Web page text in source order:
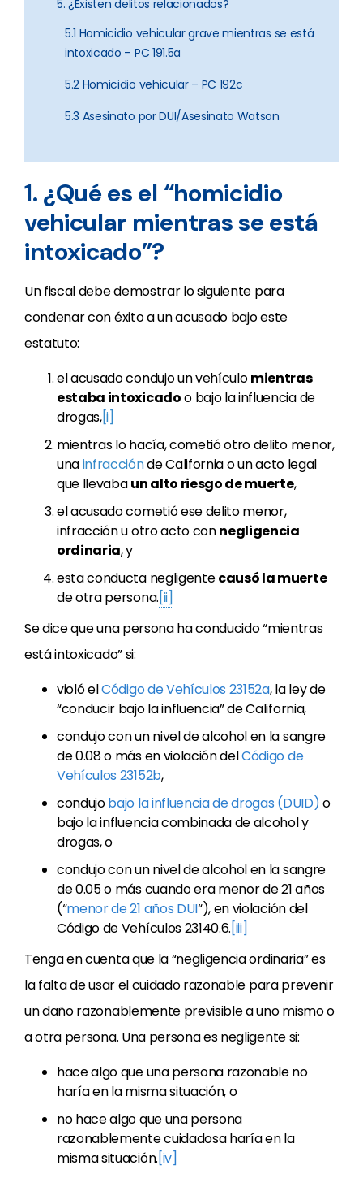
5. ¿Existen delitos relacionados?
5.1 Homicidio vehicular grave mientras se está
intoxicado – PC 191.5a
5.2 Homicidio vehicular – PC 192c
5.3 Asesinato por DUI/Asesinato Watson
1. ¿Qué es el “homicidio
vehicular mientras se está
intoxicado”?
Un fiscal debe demostrar lo siguiente para
condenar con éxito a un acusado bajo este
estatuto:
el acusado condujo un vehículomientras
estaba intoxicadoo bajo la influencia de
drogas,[i]
mientras lo hacía, cometió otro delito menor,
unainfracciónde California o un acto legal
que llevabaun alto riesgo de muerte,
el acusado cometió ese delito menor,
infracción u otro acto connegligencia
ordinaria, y
esta conducta negligentecausó la muerte
de otra persona.[ii]
Se dice que una persona ha conducido “mientras
está intoxicado” si:
violó elCódigo de Vehículos 23152a, la ley de
“conducir bajo la influencia” de California,
condujo con un nivel de alcohol en la sangre
de 0.08 o más en violación delCódigo de
Vehículos 23152b,
condujobajo la influencia de drogas (DUID)o
bajo la influencia combinada de alcohol y
drogas, o
condujo con un nivel de alcohol en la sangre
de 0.05 o más cuando era menor de 21 años
(“menor de 21 años DUI“), en violación del
Código de Vehículos 23140.6.[iii]
Tenga en cuenta que la “negligencia ordinaria” es
la falta de usar el cuidado razonable para prevenir
un daño razonablemente previsible a uno mismo o
a otra persona. Una persona es negligente si:
hace algo que una persona razonable no
haría en la misma situación, o
no hace algo que una persona
razonablemente cuidadosa haría en la
misma situación.[iv]